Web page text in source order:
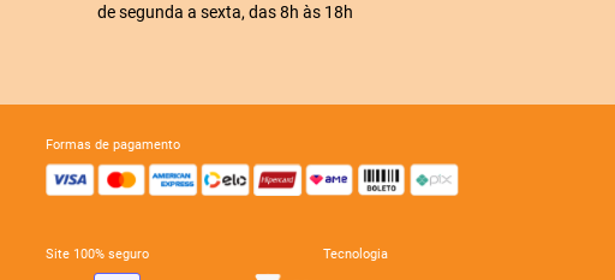
de segunda a sexta, das 8h às 18h
formas de pagamento
site 100% seguro tecnologia